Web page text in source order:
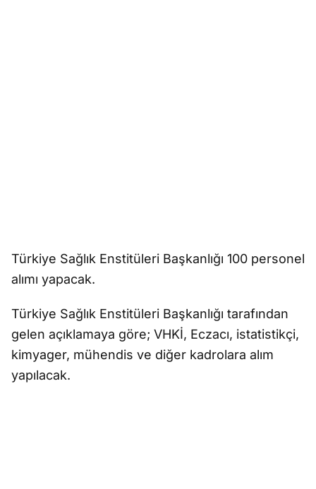
Türkiye Sağlık Enstitüleri Başkanlığı 100 personel
alımı yapacak.
Türkiye Sağlık Enstitüleri Başkanlığı tarafından
gelen açıklamaya göre; VHKİ, Eczacı, istatistikçi,
kimyager, mühendis ve diğer kadrolara alım
yapılacak.